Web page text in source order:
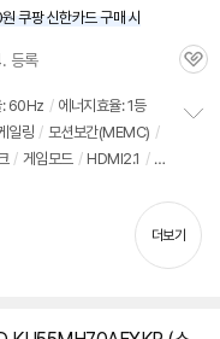
쿠팡 신한카드 구매 시
등록
관
: 60Hz / 에너지효율: 1등
일링 / 모션보간(MEMC) /
/ 게임모드 / HDMI2.1 / D
기
더보기